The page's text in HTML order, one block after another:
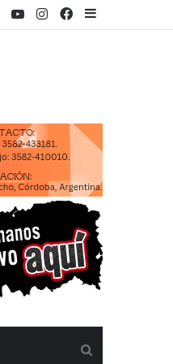
Facebook
Instagram
Youtube
WhatsApp